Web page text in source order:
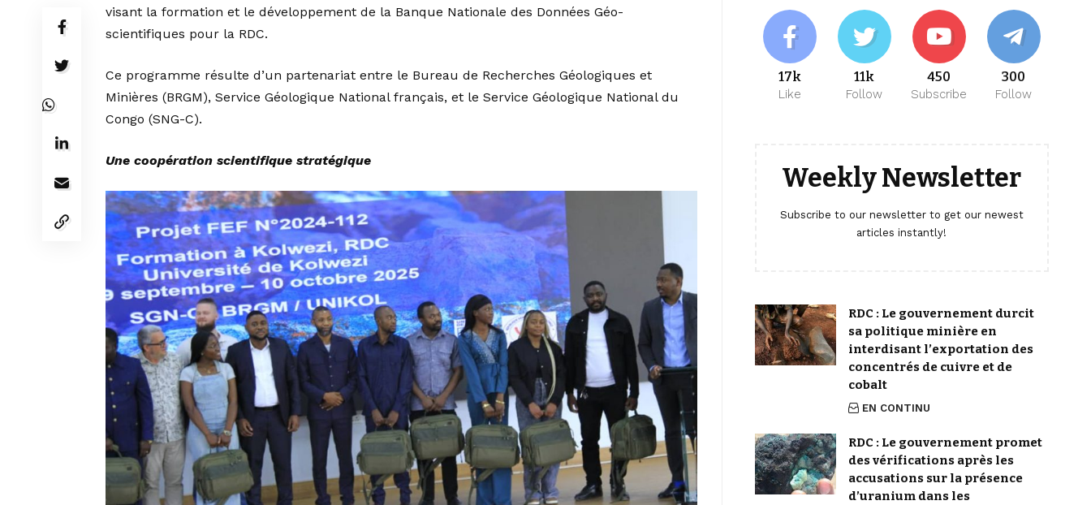
visant la formation et le développement de la Banque Nationale des Données Géo-
scientifiques pour la RDC.
Ce programme résulte d’un partenariat entre le Bureau de Recherches Géologiques et
Minières (BRGM), Service Géologique National français, et le Service Géologique National du
Congo (SNG-C).
Une coopération scientifique stratégique
17k
Like
11k
Follow
450
Subscribe
300
Follow
Weekly Newsletter
Subscribe to our newsletter to get our newest
articles instantly!
RDC : Le gouvernement durcit
sa politique minière en
interdisant l’exportation des
concentrés de cuivre et de
cobalt
EN CONTINU
RDC : Le gouvernement promet
des vérifications après les
accusations sur la présence
d’uranium dans les